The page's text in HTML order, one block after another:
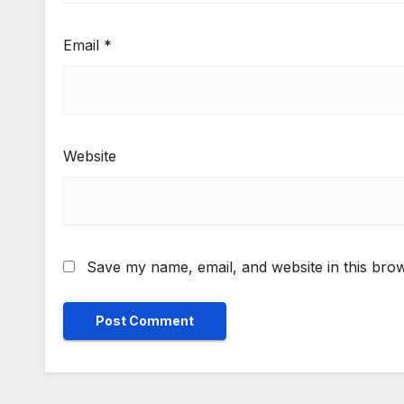
Email *
Website
Save my name, email, and website in this